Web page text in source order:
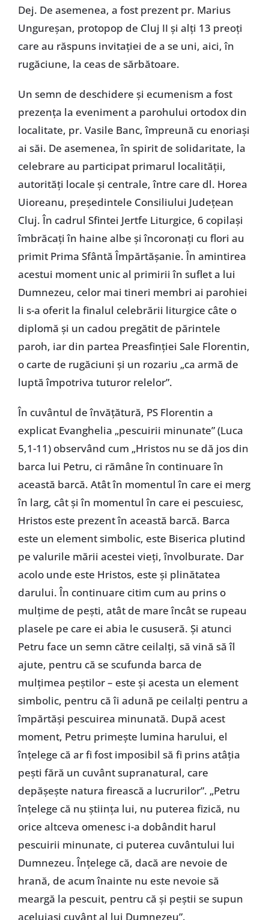
Dej. De asemenea, a fost prezent pr. Marius
Ungureşan, protopop de Cluj II şi alţi 13 preoţi
care au răspuns invitaţiei de a se uni, aici, în
rugăciune, la ceas de sărbătoare.
Un semn de deschidere şi ecumenism a fost
prezenţa la eveniment a parohului ortodox din
localitate, pr. Vasile Banc, împreună cu enoriaşi
ai săi. De asemenea, în spirit de solidaritate, la
celebrare au participat primarul localităţii,
autorităţi locale şi centrale, între care dl. Horea
Uioreanu, preşedintele Consiliului Judeţean
Cluj. În cadrul Sfintei Jertfe Liturgice, 6 copilaşi
îmbrăcaţi în haine albe şi încoronaţi cu flori au
primit Prima Sfântă Împărtăşanie. În amintirea
acestui moment unic al primirii în suflet a lui
Dumnezeu, celor mai tineri membri ai parohiei
li s-a oferit la finalul celebrării liturgice câte o
diplomă şi un cadou pregătit de părintele
paroh, iar din partea Preasfinţiei Sale Florentin,
o carte de rugăciuni şi un rozariu „ca armă de
luptă împotriva tuturor relelor”.
În cuvântul de învăţătură, PS Florentin a
explicat Evanghelia „pescuirii minunate” (Luca
5,1-11) observând cum „Hristos nu se dă jos din
barca lui Petru, ci rămâne în continuare în
această barcă. Atât în momentul în care ei merg
în larg, cât şi în momentul în care ei pescuiesc,
Hristos este prezent în această barcă. Barca
este un element simbolic, este Biserica plutind
pe valurile mării acestei vieţi, învolburate. Dar
acolo unde este Hristos, este şi plinătatea
darului. În continuare citim cum au prins o
mulţime de peşti, atât de mare încât se rupeau
plasele pe care ei abia le cususeră. Şi atunci
Petru face un semn către ceilalţi, să vină să îl
ajute, pentru că se scufunda barca de
mulţimea peştilor – este şi acesta un element
simbolic, pentru că îi adună pe ceilalţi pentru a
împărtăşi pescuirea minunată. După acest
moment, Petru primeşte lumina harului, el
înţelege că ar fi fost imposibil să fi prins atâţia
peşti fără un cuvânt supranatural, care
depăşeşte natura firească a lucrurilor”. „Petru
înţelege că nu ştiinţa lui, nu puterea fizică, nu
orice altceva omenesc i-a dobândit harul
pescuirii minunate, ci puterea cuvântului lui
Dumnezeu. Înţelege că, dacă are nevoie de
hrană, de acum înainte nu este nevoie să
meargă la pescuit, pentru că şi peştii se supun
aceluiaşi cuvânt al lui Dumnezeu”.